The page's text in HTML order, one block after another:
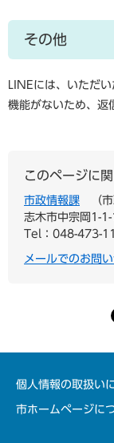
その他
LINEには、いただ
機能がないため、返
このページに
市政情報課
志木市中宗岡1-1-
Tel：048-473-
メールでのお問
個人情報の取扱い
市ホームページに